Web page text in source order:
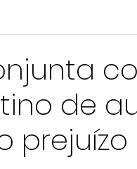
SindJori
Coluna Arte
de
prejuízo